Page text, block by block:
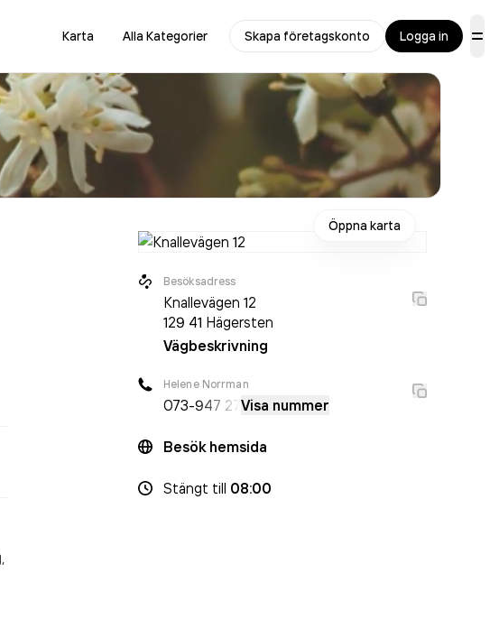
Karta Alla Kategorier Skapa företagskonto Logga in
Öppna karta
Besöksadress
Knallevägen 12
129 41 Hägersten
Vägbeskrivning
Helene Norrman
073-947 27 Visa nummer
Besök hemsida
Stängt till 08:00